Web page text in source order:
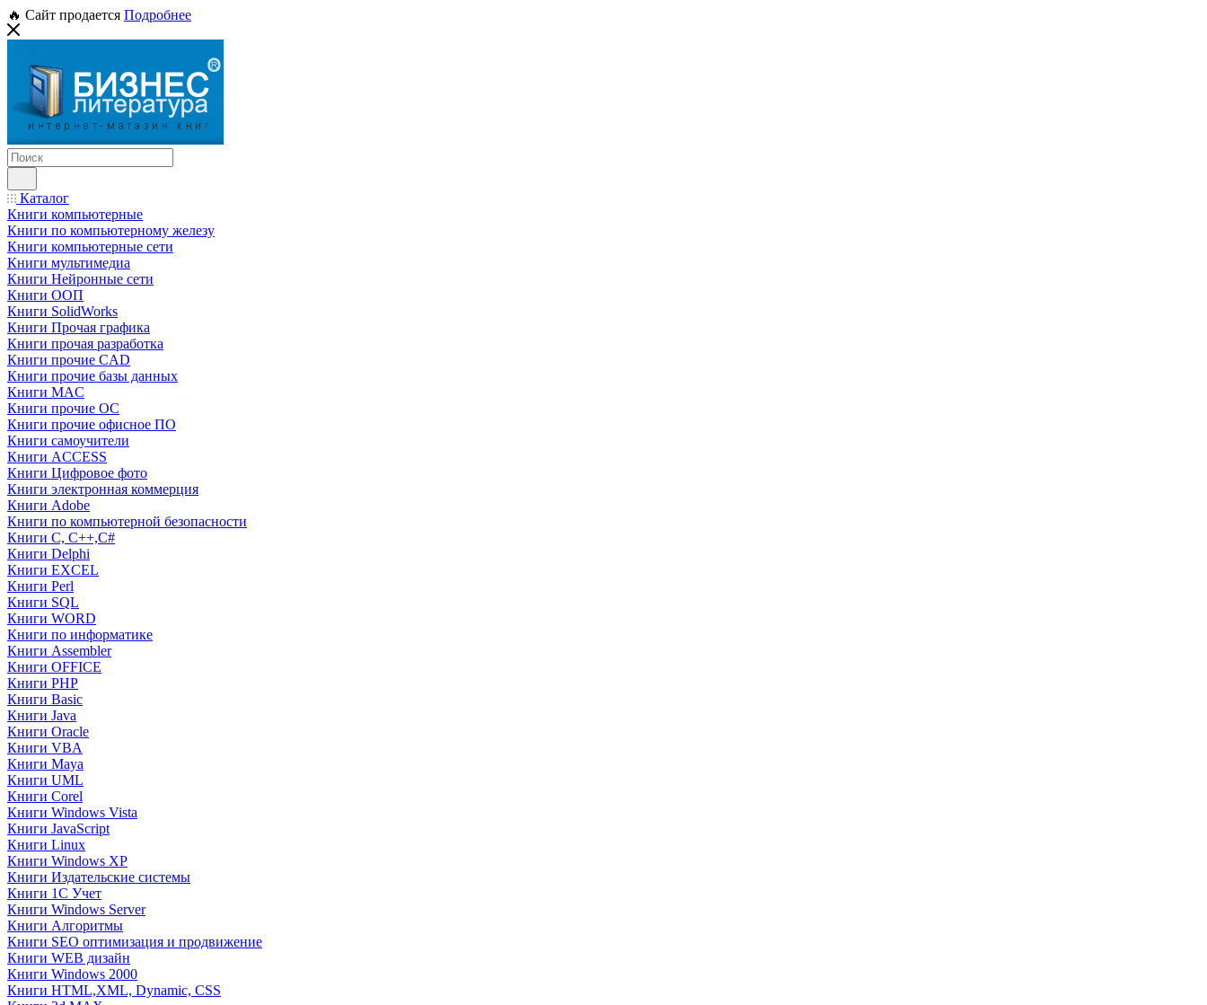
🔥 Сайт продается Подробнее
Каталог
Книги компьютерные
Книги по компьютерному железу
Книги компьютерные сети
Книги мультимедиа
Книги Нейронные сети
Книги ООП
Книги SolidWorks
Книги Прочая графика
Книги прочая разработка
Книги прочие CAD
Книги прочие базы данных
Книги MAC
Книги прочие ОС
Книги прочие офисное ПО
Книги самоучители
Книги ACCESS
Книги Цифровое фото
Книги электронная коммерция
Книги Adobe
Книги по компьютерной безопасности
Книги C, C++,С#
Книги Delphi
Книги EXCEL
Книги Perl
Книги SQL
Книги WORD
Книги по информатике
Книги Assembler
Книги OFFICE
Книги PHP
Книги Basic
Книги Java
Книги Oracle
Книги VBA
Книги Maya
Книги UML
Книги Corel
Книги Windows Vista
Книги JavaScript
Книги Linux
Книги Windows XP
Книги Издательские системы
Книги 1C Учет
Книги Windows Server
Книги Алгоритмы
Книги SEO оптимизация и продвижение
Книги WEB дизайн
Книги Windows 2000
Книги HTML,XML, Dynamic, CSS